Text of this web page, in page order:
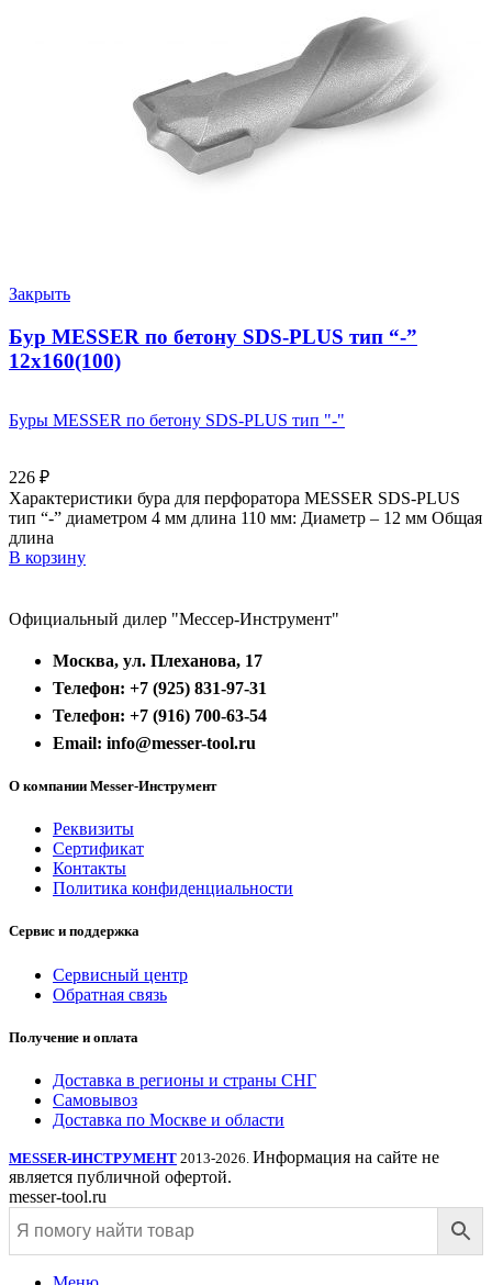
Закрыть
Бур MESSER по бетону SDS-PLUS тип “-”
12х160(100)
Буры MESSER по бетону SDS-PLUS тип "-"
226 ₽
Характеристики бура для перфоратора MESSER SDS-PLUS
тип “-” диаметром 4 мм длина 110 мм: Диаметр – 12 мм Общая
длина
В корзину
Официальный дилер "Мессер-Инструмент"
Москва, ул. Плеханова, 17
Телефон: +7 (925) 831-97-31
Телефон: +7 (916) 700-63-54
Email: info@messer-tool.ru
О компании Messer-Инструмент
Реквизиты
Сертификат
Контакты
Политика конфиденциальности
Сервис и поддержка
Сервисный центр
Обратная связь
Получение и оплата
Доставка в регионы и страны СНГ
Самовывоз
Доставка по Москве и области
MESSER-ИНСТРУМЕНТ 2013-2026. Информация на сайте не
является публичной офертой.
messer-tool.ru